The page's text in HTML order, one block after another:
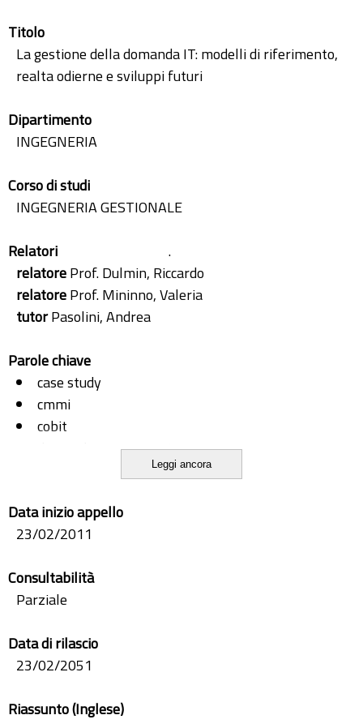
Titolo
La gestione della domanda IT: modelli di riferimento,
realta odierne e sviluppi futuri
Dipartimento
INGEGNERIA
Corso di studi
INGEGNERIA GESTIONALE
Relatori
.
relatoreProf. Dulmin, Riccardo
relatoreProf. Mininno, Valeria
tutorPasolini, Andrea
Parole chiave
case study
cmmi
cobit
demand management
IT governance
itil
Leggi ancora
Data inizio appello
23/02/2011
Consultabilità
Parziale
Data di rilascio
23/02/2051
Riassunto (Inglese)